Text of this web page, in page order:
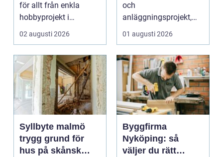
för allt från enkla
hobbyprojekt i
verkstaden till k...
02 augusti 2026
och
anläggningsprojekt,
med ansvar för att
01 augusti 2026
Syllbyte malmö
trygg grund för
hus på skånsk
Byggfirma
Nyköping: så
väljer du rätt